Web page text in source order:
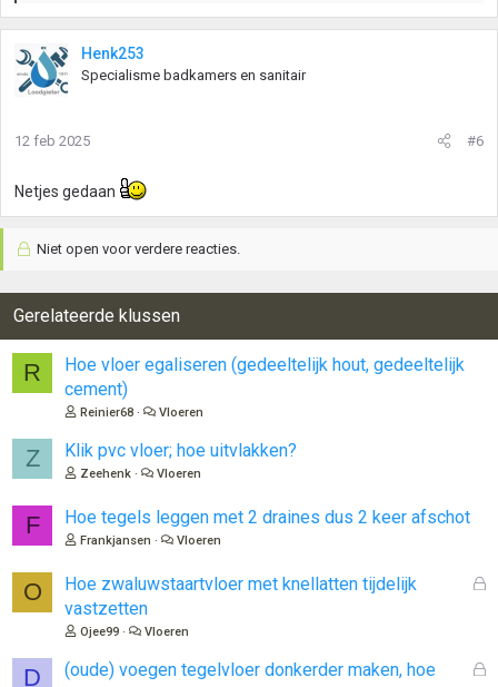
a
r
d
e
n
e
Henk253
Specialisme badkamers en sanitair
12 feb 2025 #6
Netjes gedaan
Niet open voor verdere reacties.
Gerelateerde klussen
R
Hoe vloer egaliseren (gedeeltelijk hout, gedeeltelijk
cement)
Reinier68 Vloeren
Z Klik pvc vloer; hoe uitvlakken?
Zeehenk Vloeren
F Hoe tegels leggen met 2 draines dus 2 keer afschot
Frankjansen Vloeren
O
G
o
Hoe zwaluwstaartvloer met knellatten tijdelijk
vastzetten
Ojee99 Vloeren
D
G
(oude) voegen tegelvloer donkerder maken, hoe